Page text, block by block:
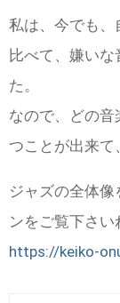
私は、今でも、
比べて、嫌い
た。
なので、どの
つことが出来て
ジャズの全体
ンをご覧下さい
https://keiko-